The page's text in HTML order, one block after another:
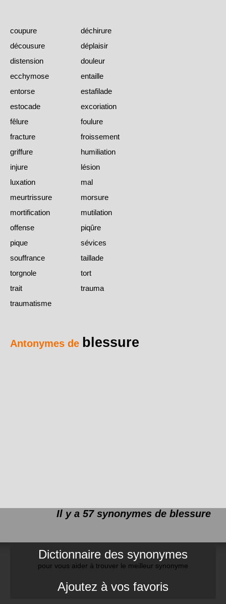
coupure
déchirure
décousure
déplaisir
distension
douleur
ecchymose
entaille
entorse
estafilade
estocade
excoriation
fêlure
foulure
fracture
froissement
griffure
humiliation
injure
lésion
luxation
mal
meurtrissure
morsure
mortification
mutilation
offense
piqûre
pique
sévices
souffrance
taillade
torgnole
tort
trait
trauma
traumatisme
Antonymes de blessure
Il y a 57 synonymes de blessure
Dictionnaire des synonymes
pour vous aider à trouver le meilleur synonyme
Ajoutez à vos favoris